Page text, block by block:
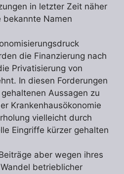
in letzter Zeit näher
bekannte Namen
die Finanzierung nach
Privatisierung von
In diesen Forderungen
Aussagen zu
Krankenhausökonomie
vielleicht durch
Eingriffe kürzer gehalten
aber wegen ihres
betrieblicher